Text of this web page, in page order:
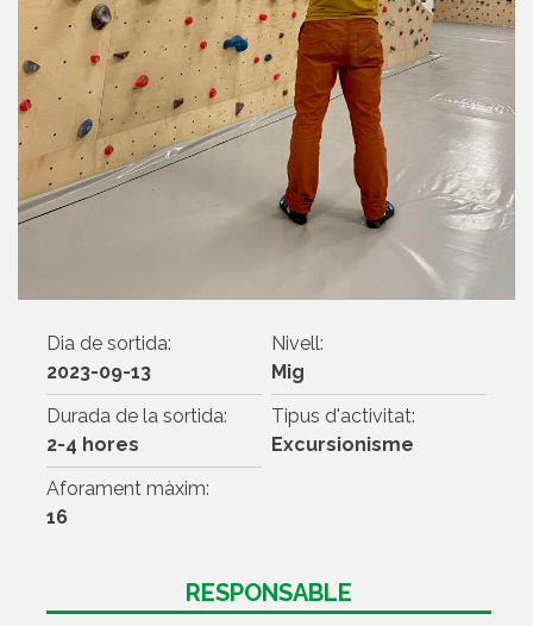
Dia de sortida:
2023-09-13
Nivell:
Mig
Durada de la sortida:
2-4 hores
Tipus d'activitat:
Excursionisme
Aforament màxim:
16
RESPONSABLE